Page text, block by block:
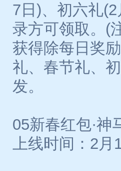
7日)、初六礼
录方可领取。(
获得除每日奖
礼、春节礼、
发。
05新春红包·神
上线时间：2